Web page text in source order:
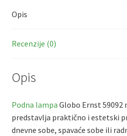
k
Opis
Recenzije (0)
Opis
Podna lampa Globo Ernst 59092
predstavlja praktično i estetski
dnevne sobe, spavaće sobe ili